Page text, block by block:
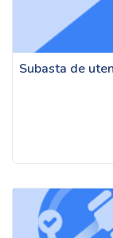
Subasta de